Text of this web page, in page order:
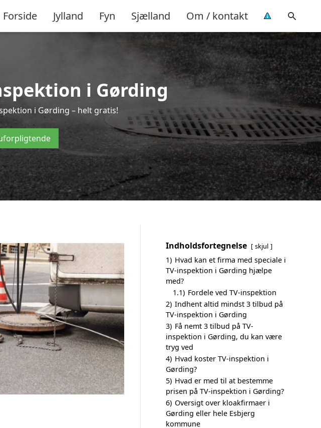
Forside Jylland Fyn Sjælland Om / kontakt
i Gørding
i Gørding – helt gratis!
Indholdsfortegnelse skjul
1) Hvad kan et firma med speciale i
TV-inspektion i Gørding hjælpe
med?
1.1) Fordele ved TV-inspektion
2) Indhent altid mindst 3 tilbud på
TV-inspektion i Gørding
3) Få nemt 3 tilbud på TV-
inspektion i Gørding, du kan være
tryg ved
4) Hvad koster TV-inspektion i
Gørding?
5) Hvad er med til at bestemme
prisen på TV-inspektion i Gørding?
6) Oversigt over kloakfirmaer i
Gørding eller hele Esbjerg
kommune